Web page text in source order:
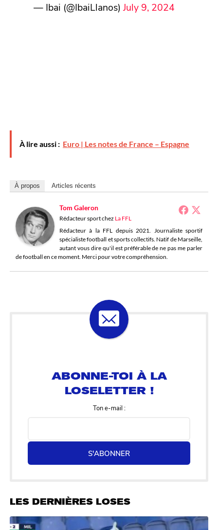
— Ibai (@IbaiLlanos) July 9, 2024
À lire aussi : Euro | Les notes de France – Espagne
À propos Articles récents
Tom Galeron
Rédacteur sportchez La FFL
Rédacteur à la FFL depuis 2021. Journaliste sportif
spécialiste football et sports collectifs. Natif de Marseille,
autant vous dire qu'il est préférable de ne pas me parler
de football en ce moment. Merci pour votre compréhension.
Ton e-mail :
S'ABONNER
LES DERNIÈRES LOSES